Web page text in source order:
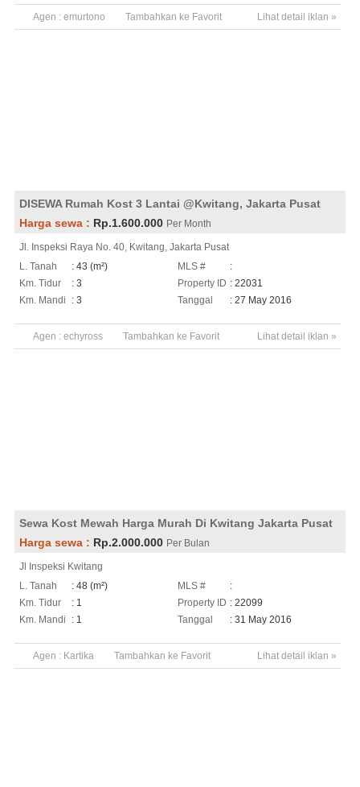
Agen : emurtono Lihat detail iklan »
Tambahkan ke Favorit
DISEWA Rumah Kost 3 Lantai @Kwitang, Jakarta Pusat
Harga sewa : Rp.1.600.000 Per Month
Jl. Inspeksi Raya No. 40, Kwitang, Jakarta Pusat
L. Tanah
: 43 (m²)
Km. Tidur
: 3
Km. Mandi
: 3
MLS #
:
Property ID : 22031
Tanggal
: 27 May 2016
Agen : echyross Lihat detail iklan »
Tambahkan ke Favorit
Sewa Kost Mewah Harga Murah Di Kwitang Jakarta Pusat
Harga sewa : Rp.2.000.000 Per Bulan
Jl Inspeksi Kwitang
L. Tanah
: 48 (m²)
Km. Tidur
: 1
Km. Mandi
: 1
MLS #
:
Property ID : 22099
Tanggal
: 31 May 2016
Agen : Kartika Lihat detail iklan »
Tambahkan ke Favorit